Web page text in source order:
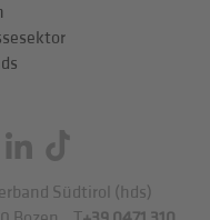
Südtirol (hds)